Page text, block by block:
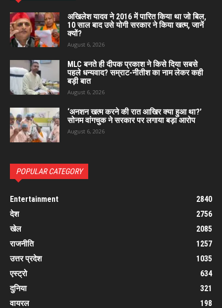
अखिलेश यादव ने 2016 में पारित किया था जो बिल,
10 साल बाद उसे योगी सरकार ने किया खत्म, जानें
क्यों?
August 6, 2026
MLC बनते ही दीपक प्रकाश ने किसे दिया सबसे
पहले धन्यवाद? सम्राट-नीतीश का नाम लेकर कही
बड़ी बात
August 6, 2026
‘अनशन खत्म करने की रात आखिर क्या हुआ था?’
सोनम वांगचुक ने सरकार पर लगाया बड़ा आरोप
August 6, 2026
POPULAR CATEGORY
Entertainment
2840
देश
2756
खेल
2085
राजनीति
1257
उत्तर प्रदेश
1035
एस्ट्रो
634
दुनिया
321
वायरल
198